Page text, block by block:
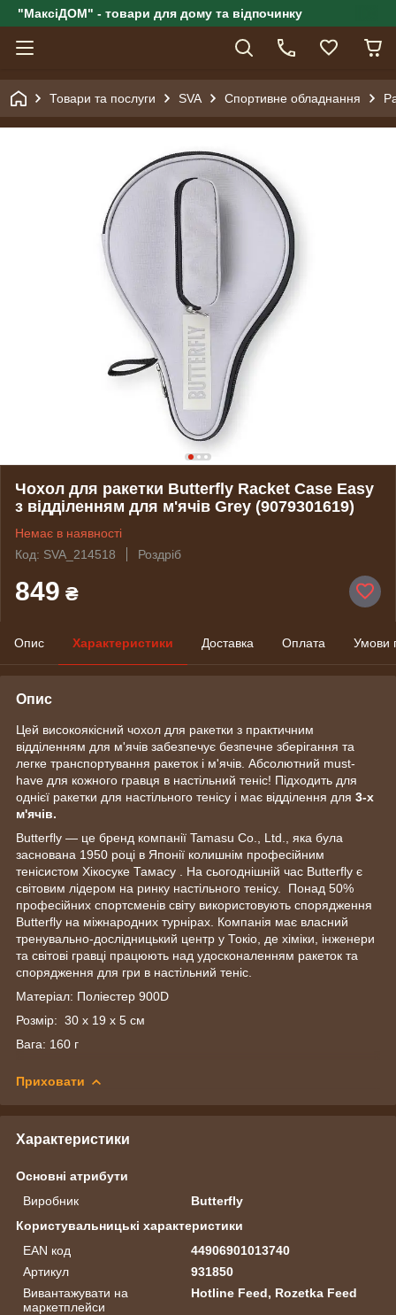
"МаксіДОМ" - товари для дому та відпочинку
Товари та послуги SVA Спортивне обладнання
Чохол для ракетки Butterfly Racket Case Easy
з відділенням для м'ячів Grey (9079301619)
Немає в наявності
Код: SVA_214518
Роздріб
849 ₴
Опис Характеристики Доставка Оплата Умови
Опис
Цей високоякісний чохол для ракетки з практичним
відділенням для м'ячів забезпечує безпечне зберігання та
легке транспортування ракеток і м'ячів. Абсолютний must-
have для кожного гравця в настільний теніс! Підходить для
однієї ракетки для настільного тенісу і має відділення для 3-х
м'ячів.
Butterfly — це бренд компанії Tamasu Co., Ltd., яка була
заснована 1950 році в Японії колишнім професійним
тенісистом Хікосуке Тамасу . На сьогоднішній час Butterfly є
світовим лідером на ринку настільного тенісу. Понад 50%
професійних спортсменів світу використовують спорядження
Butterfly на міжнародних турнірах. Компанія має власний
тренувально-дослідницький центр у Токіо, де хіміки, інженери
та світові гравці працюють над удосконаленням ракеток та
спорядження для гри в настільний теніс.
Матеріал: Поліестер 900D
Розмір: 30 х 19 х 5 см
Вага: 160 г
Приховати
Характеристики
Основні атрибути
Виробник
Butterfly
Користувальницькі характеристики
EAN код
44906901013740
Артикул
931850
Вивантажувати на
маркетплейси
Hotline Feed, Rozetka Feed